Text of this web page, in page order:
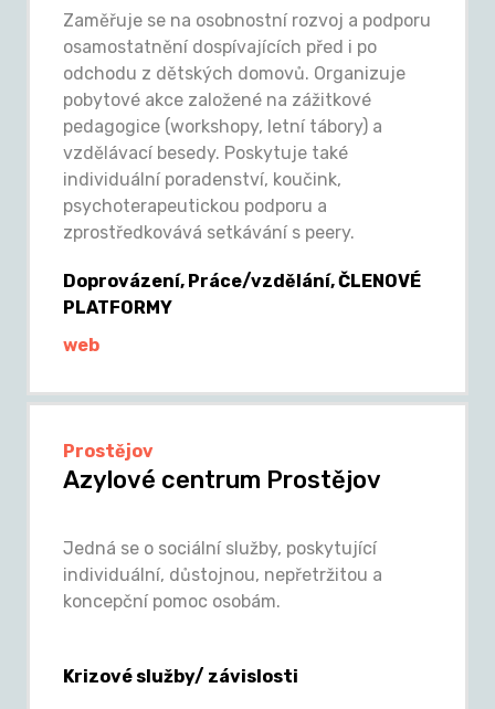
Zaměřuje se na osobnostní rozvoj a podporu
osamostatnění dospívajících před i po
odchodu z dětských domovů. Organizuje
pobytové akce založené na zážitkové
pedagogice (workshopy, letní tábory) a
vzdělávací besedy. Poskytuje také
individuální poradenství, koučink,
psychoterapeutickou podporu a
zprostředkovává setkávání s peery.
Doprovázení, Práce/vzdělání, ČLENOVÉ
PLATFORMY
web
Prostějov
Azylové centrum Prostějov
Jedná se o sociální služby, poskytující
individuální, důstojnou, nepřetržitou a
koncepční pomoc osobám.
Krizové služby/ závislosti